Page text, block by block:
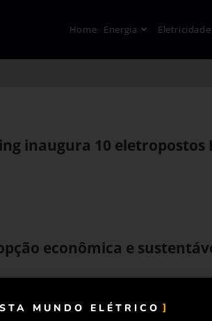
Home Energia Eletricidade
inaugura 10 eletropostos
econômica e
MUNDO ELÉTRICO